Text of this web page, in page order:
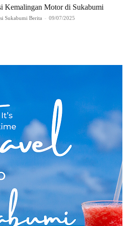
Kemalingan Motor di Sukabumi
Sukabumi Berita - 09/07/2025